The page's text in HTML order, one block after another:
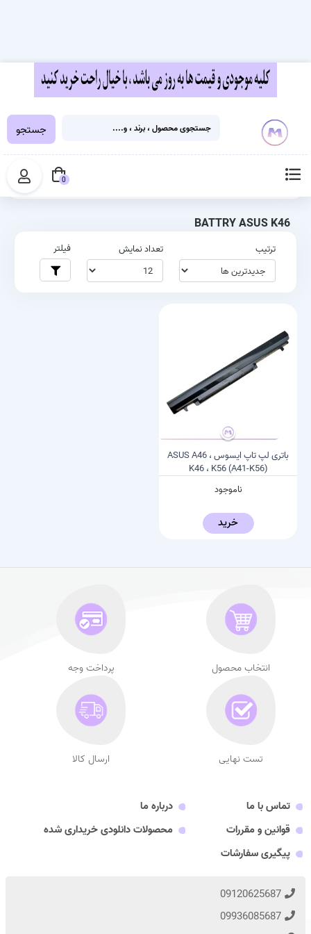
خانه
BATTRY ASUS K46
ترتیب تعداد نمایش فیلتر
باتری لپ تاپ ایسوس ASUS A46 ،
K46 ، K56 (A41-K56)
ناموجود
خرید
انتخاب محصول پرداخت وجه
تست نهایی ارسال کالا
تماس با ما
درباره ما
قوانین و مقررات
محصولات دانلودی خریداری شده
پیگیری سفارشات
09120625687
09936085687
جستجو
0